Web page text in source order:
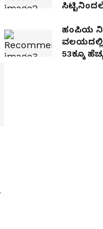
ಹಂಪಿಯ
53ಕ್ಕೂ